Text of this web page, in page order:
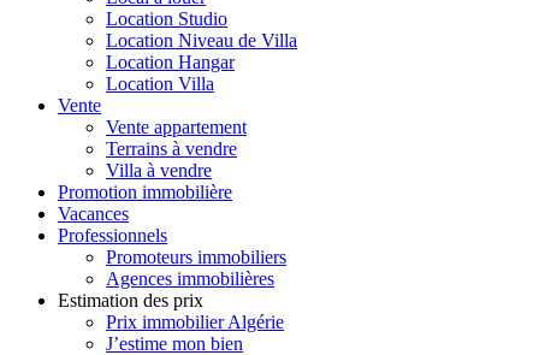
Location Studio
Location Niveau de Villa
Location Hangar
Location Villa
Vente
Vente appartement
Terrains à vendre
Villa à vendre
Promotion immobilière
Vacances
Professionnels
Promoteurs immobiliers
Agences immobilières
Estimation des prix
Prix immobilier Algérie
J’estime mon bien